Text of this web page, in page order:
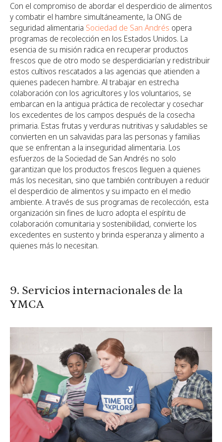
Con el compromiso de abordar el desperdicio de alimentos
y combatir el hambre simultáneamente, la ONG de
seguridad alimentaria Sociedad de San Andrés opera
programas de recolección en los Estados Unidos. La
esencia de su misión radica en recuperar productos
frescos que de otro modo se desperdiciarían y redistribuir
estos cultivos rescatados a las agencias que atienden a
quienes padecen hambre. Al trabajar en estrecha
colaboración con los agricultores y los voluntarios, se
embarcan en la antigua práctica de recolectar y cosechar
los excedentes de los campos después de la cosecha
primaria. Estas frutas y verduras nutritivas y saludables se
convierten en un salvavidas para las personas y familias
que se enfrentan a la inseguridad alimentaria. Los
esfuerzos de la Sociedad de San Andrés no solo
garantizan que los productos frescos lleguen a quienes
más los necesitan, sino que también contribuyen a reducir
el desperdicio de alimentos y su impacto en el medio
ambiente. A través de sus programas de recolección, esta
organización sin fines de lucro adopta el espíritu de
colaboración comunitaria y sostenibilidad, convierte los
excedentes en sustento y brinda esperanza y alimento a
quienes más lo necesitan.
9. Servicios internacionales de la
YMCA